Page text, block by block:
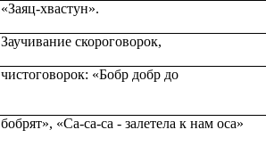
«Заяц-хвастун».
Заучивание скороговорок,
чистоговорок: «Бобр добр до
бобрят», «Са-са-са - залетела к нам оса»